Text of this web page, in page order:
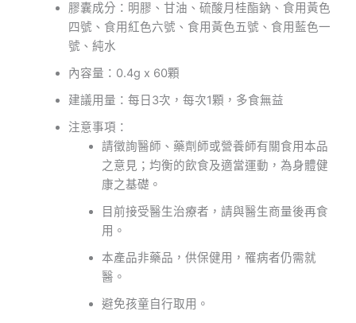
膠囊成分：明膠、甘油、硫酸月桂酯鈉、食用黃色
四號、食用紅色六號、食用黃色五號、食用藍色一
號、純水
內容量：0.4g x 60顆
建議用量：每日3次，每次1顆，多食無益
注意事項：
請徵詢醫師、藥劑師或營養師有關食用本品
之意見；均衡的飲食及適當運動，為身體健
康之基礎。
目前接受醫生治療者，請與醫生商量後再食
用。
本產品非藥品，供保健用，罹病者仍需就
醫。
避免孩童自行取用。